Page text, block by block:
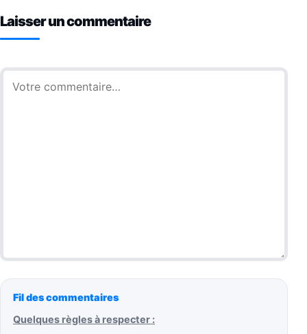
Laisser un commentaire
Commentaire
Fil des commentaires
Quelques règles à respecter :